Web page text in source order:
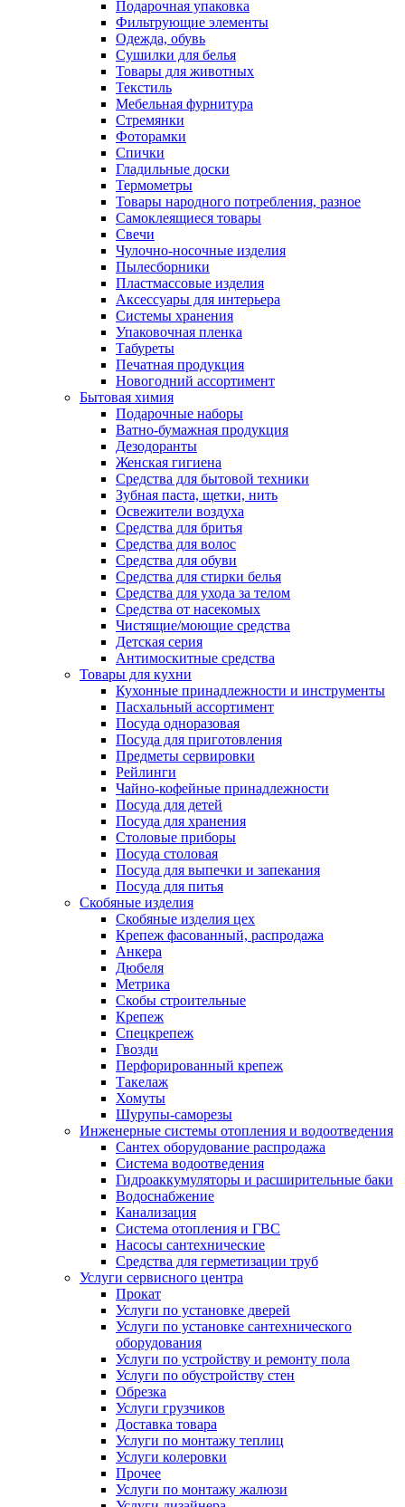
Подарочная упаковка
Фильтрующие элементы
Одежда, обувь
Сушилки для белья
Товары для животных
Текстиль
Мебельная фурнитура
Стремянки
Фоторамки
Спички
Гладильные доски
Термометры
Товары народного потребления, разное
Самоклеящиеся товары
Свечи
Чулочно-носочные изделия
Пылесборники
Пластмассовые изделия
Аксессуары для интерьера
Системы хранения
Упаковочная пленка
Табуреты
Печатная продукция
Новогодний ассортимент
Бытовая химия
Подарочные наборы
Ватно-бумажная продукция
Дезодоранты
Женская гигиена
Средства для бытовой техники
Зубная паста, щетки, нить
Освежители воздуха
Средства для бритья
Средства для волос
Средства для обуви
Средства для стирки белья
Средства для ухода за телом
Средства от насекомых
Чистящие/моющие средства
Детская серия
Антимоскитные средства
Товары для кухни
Кухонные принадлежности и инструменты
Пасхальный ассортимент
Посуда одноразовая
Посуда для приготовления
Предметы сервировки
Рейлинги
Чайно-кофейные принадлежности
Посуда для детей
Посуда для хранения
Столовые приборы
Посуда столовая
Посуда для выпечки и запекания
Посуда для питья
Скобяные изделия
Скобяные изделия цех
Крепеж фасованный, распродажа
Анкера
Дюбеля
Метрика
Скобы строительные
Крепеж
Спецкрепеж
Гвозди
Перфорированный крепеж
Такелаж
Хомуты
Шурупы-саморезы
Инженерные системы отопления и водоотведения
Сантех оборудование распродажа
Система водоотведения
Гидроаккумуляторы и расширительные баки
Водоснабжение
Канализация
Система отопления и ГВС
Насосы сантехнические
Средства для герметизации труб
Услуги сервисного центра
Прокат
Услуги по установке дверей
Услуги по установке сантехнического
оборудования
Услуги по устройству и ремонту пола
Услуги по обустройству стен
Обрезка
Услуги грузчиков
Доставка товара
Услуги по монтажу теплиц
Услуги колеровки
Прочее
Услуги по монтажу жалюзи